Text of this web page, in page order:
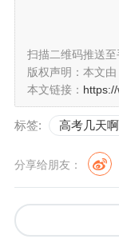
日、6月9日三天
月8日、6月9日、
2、我国高考时间
为3天。由于部分
同，所以高考结
3、对于3+1+2新
三天。2023年全
份高考时间为6
省份高考时间为6
扫描二维码推送至
版权声明：本文由
本文链接：
标签: 高考几天啊
分享给朋友：